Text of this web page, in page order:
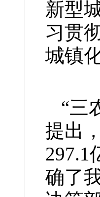
新型
习贯
城镇
“三
提出
297.1
确了